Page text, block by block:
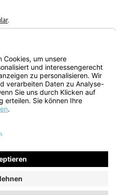
.
zzgl.
nicht anders angegeben.